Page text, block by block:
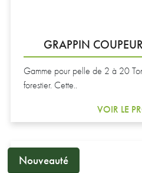
GRAPPIN
Gamme pour pelle de 2 à 20
forestier. Cette..
VOIR LE
Nouveauté